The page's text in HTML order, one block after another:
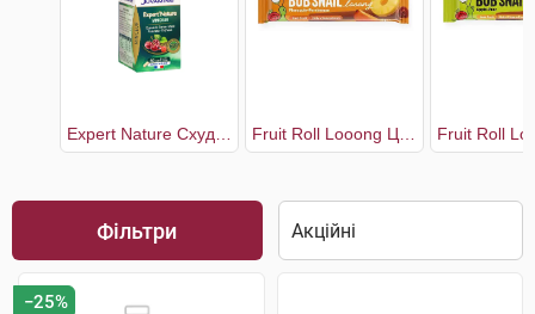
Фільтри
−25%